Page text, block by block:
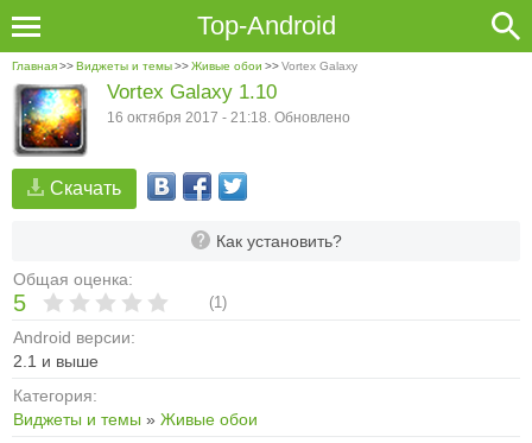
Top-Android
Главная>>Виджеты и темы>>Живые обои >>Vortex Galaxy
Скачать
Как установить?
Общая оценка:
5 (1)
Android версии:
2.1 и выше
Категория:
Виджеты и темы » Живые обои
Vortex Galaxy 1.10
16 октября 2017 - 21:18. Обновлено